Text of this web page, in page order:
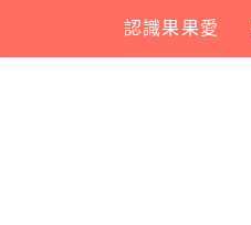
content
認識果果愛